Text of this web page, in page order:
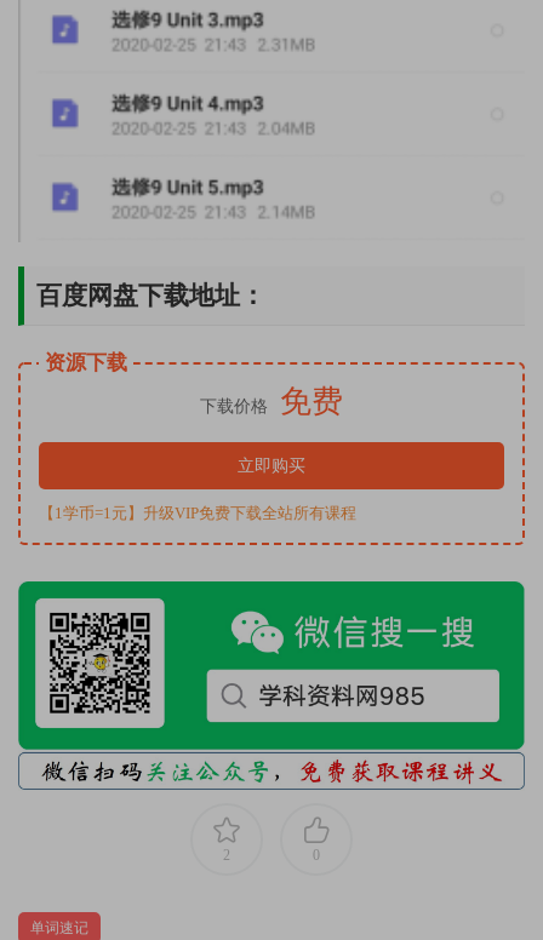
百度网盘下载地址：
资源下载
下载价格 免费
立即购买
【1学币=1元】升级VIP免费下载全站所有课程
2 0
单词速记